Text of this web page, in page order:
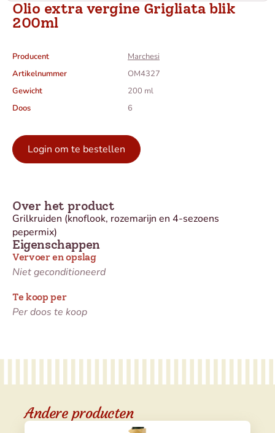
Olio extra vergine Grigliata blik
200ml
Producent
Marchesi
Artikelnummer
OM4327
Gewicht
200 ml
Doos
6
Login om te bestellen
Eigenschappen
Vervoer en opslag
Niet geconditioneerd
Te koop per
Per doos te koop
Over het product
Grilkruiden (knoflook, rozemarijn en 4-sezoens
pepermix)
Andere producten